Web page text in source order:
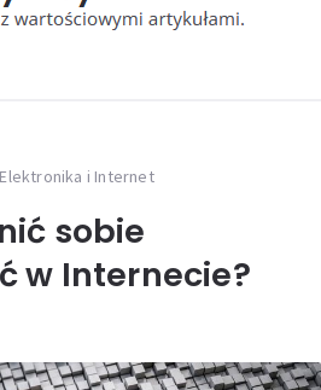
Elektronika i Internet
sobie
w Internecie?